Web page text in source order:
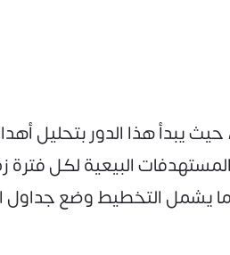
يبدأ هذا الدور بتحليل
البيعية لكل فترة
يشمل التخطيط وضع جداول